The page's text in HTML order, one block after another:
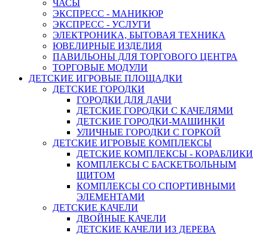
ЧАСЫ
ЭКСПРЕСС - МАНИКЮР
ЭКСПРЕСС - УСЛУГИ
ЭЛЕКТРОНИКА, БЫТОВАЯ ТЕХНИКА
ЮВЕЛИРНЫЕ ИЗДЕЛИЯ
ПАВИЛЬОНЫ ДЛЯ ТОРГОВОГО ЦЕНТРА
ТОРГОВЫЕ МОДУЛИ
ДЕТСКИЕ ИГРОВЫЕ ПЛОЩАДКИ
ДЕТСКИЕ ГОРОДКИ
ГОРОДКИ ДЛЯ ДАЧИ
ДЕТСКИЕ ГОРОДКИ С КАЧЕЛЯМИ
ДЕТСКИЕ ГОРОДКИ-МАШИНКИ
УЛИЧНЫЕ ГОРОДКИ С ГОРКОЙ
ДЕТСКИЕ ИГРОВЫЕ КОМПЛЕКСЫ
ДЕТСКИЕ КОМПЛЕКСЫ - КОРАБЛИКИ
КОМПЛЕКСЫ С БАСКЕТБОЛЬНЫМ
ЩИТОМ
КОМПЛЕКСЫ СО СПОРТИВНЫМИ
ЭЛЕМЕНТАМИ
ДЕТСКИЕ КАЧЕЛИ
ДВОЙНЫЕ КАЧЕЛИ
ДЕТСКИЕ КАЧЕЛИ ИЗ ДЕРЕВА